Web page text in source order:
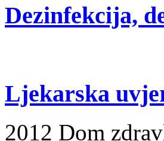
Dezinfekcija,
Ljekarska
2012 Dom